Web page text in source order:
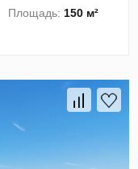
Площадь: 150 м²